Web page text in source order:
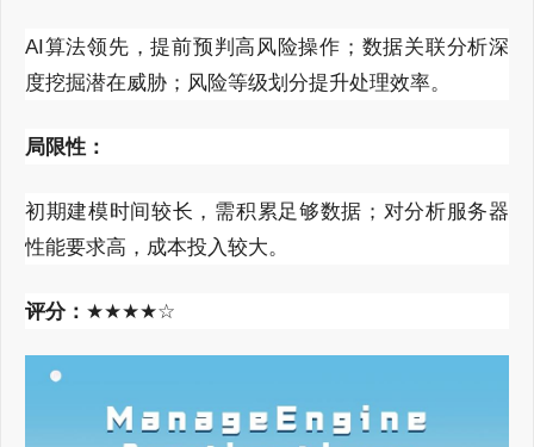
AI算法领先，提前预判高风险操作；数据关联分析深
度挖掘潜在威胁；风险等级划分提升处理效率。
局限性：
初期建模时间较长，需积累足够数据；对分析服务器
性能要求高，成本投入较大。
评分： ★★★★☆